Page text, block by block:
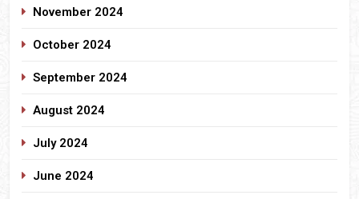
November 2024
October 2024
September 2024
August 2024
July 2024
June 2024